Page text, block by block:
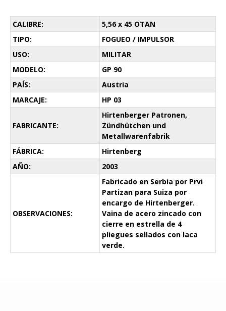
CALIBRE:
5,56 x 45 OTAN
TIPO:
FOGUEO / IMPULSOR
USO:
MILITAR
MODELO:
GP 90
PAÍS:
Austria
MARCAJE:
HP 03
FABRICANTE:
Hirtenberger Patronen,
Zündhütchen und
Metallwarenfabrik
FÁBRICA:
Hirtenberg
AÑO:
2003
OBSERVACIONES:
Fabricado en Serbia por Prvi
Partizan para Suiza por
encargo de Hirtenberger.
Vaina de acero zincado con
cierre en estrella de 4
pliegues sellados con laca
verde.